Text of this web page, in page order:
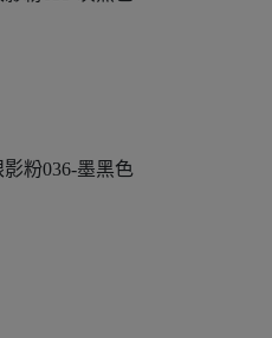
影粉036-墨黑色